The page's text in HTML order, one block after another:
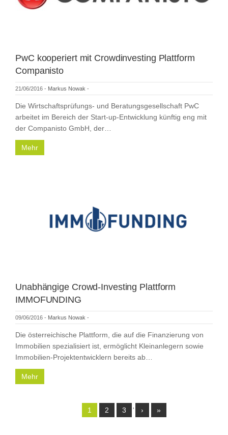
PwC kooperiert mit Crowdinvesting Plattform
Companisto
21/06/2016 - Markus Nowak -
Die Wirtschaftsprüfungs- und Beratungsgesellschaft PwC
arbeitet im Bereich der Start-up-Entwicklung künftig eng mit
der Companisto GmbH, der…
Mehr
Unabhängige Crowd-Investing Plattform
IMMOFUNDING
09/06/2016 - Markus Nowak -
Die österreichische Plattform, die auf die Finanzierung von
Immobilien spezialisiert ist, ermöglicht Kleinanlegern sowie
Immobilien-Projektentwicklern bereits ab…
Mehr
1 2 3 ' › »